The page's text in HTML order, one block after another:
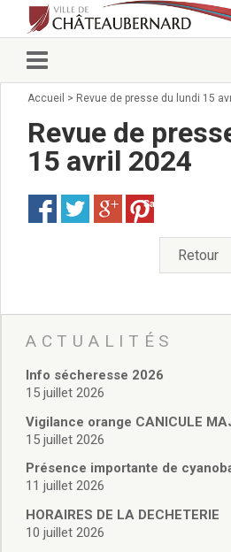
Vie municipale
Conseillers municipaux
Commissions 2026
Arrêtés du Maire
Services municipaux
Pour venir nous voir
administratives
Services Techniques
Affaires Scolaires
Vie associative
Police Municipale/
Cimetière/
Services en ligne
Licences boissons
Cadastre
Accueil > Revue de presse du lundi 15
Revue de
15 avril 2024
Save
Retour
ACTUALITÉS
Info sécheresse 2026
15 juillet 2026
Vigilance orange CANICULE
15 juillet 2026
Présence importante de
11 juillet 2026
HORAIRES DE LA DECHETERIE
10 juillet 2026